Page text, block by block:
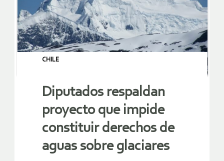
CHILE
Diputados respaldan
proyecto que impide
constituir derechos de
aguas sobre glaciares